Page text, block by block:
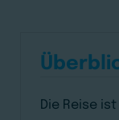
Die Reise